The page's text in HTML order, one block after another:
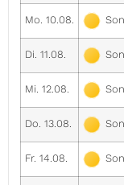
Mo. 10.08.
Di. 11.08.
Mi. 12.08.
Do. 13.08.
Fr. 14.08.